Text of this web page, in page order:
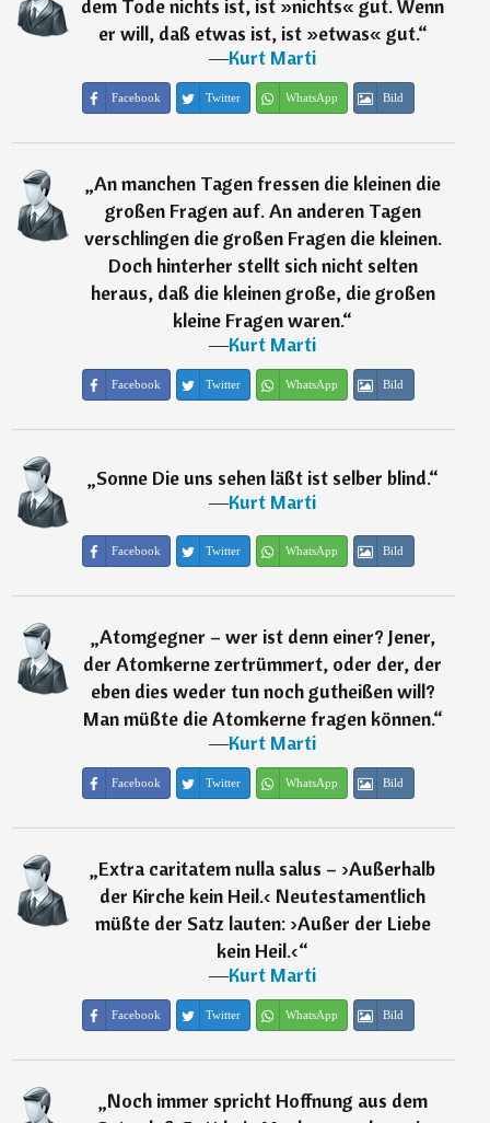
dem Tode nichts ist, ist »nichts« gut. Wenn
er will, daß etwas ist, ist »etwas« gut.“
―Kurt Marti
Facebook Twitter WhatsApp Bild
„An manchen Tagen fressen die kleinen die
großen Fragen auf. An anderen Tagen
verschlingen die großen Fragen die kleinen.
Doch hinterher stellt sich nicht selten
heraus, daß die kleinen große, die großen
kleine Fragen waren.“
―Kurt Marti
Facebook Twitter WhatsApp Bild
„Sonne Die uns sehen läßt ist selber blind.“
―Kurt Marti
Facebook Twitter WhatsApp Bild
„Atomgegner – wer ist denn einer? Jener,
der Atomkerne zertrümmert, oder der, der
eben dies weder tun noch gutheißen will?
Man müßte die Atomkerne fragen können.“
―Kurt Marti
Facebook Twitter WhatsApp Bild
„Extra caritatem nulla salus – ›Außerhalb
der Kirche kein Heil.‹ Neutestamentlich
müßte der Satz lauten: ›Außer der Liebe
kein Heil.‹“
―Kurt Marti
Facebook Twitter WhatsApp Bild
„Noch immer spricht Hoffnung aus dem